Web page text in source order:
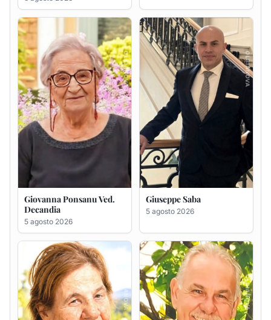
Giovanna Ponsanu Ved.
Decandia
5 agosto 2026
Giuseppe Saba
5 agosto 2026
Maria Antonietta Orrù
ved. Peddio
5 agosto 2026
Giuseppe Deiana
5 agosto 2026